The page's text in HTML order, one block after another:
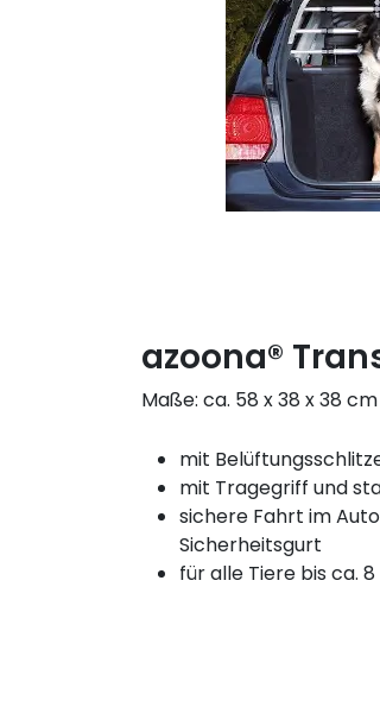
azoona®
Maße: ca. 58 x 38 x 38 cm
mit
mit Tragegriff und
sichere Fahrt im
Sicherheitsgurt
für alle Tiere bis ca.